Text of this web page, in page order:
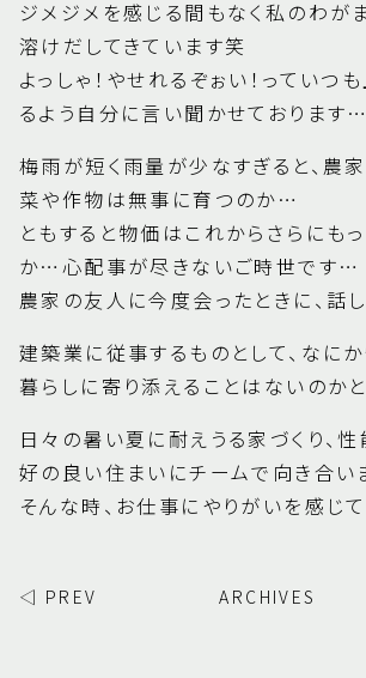
ジメジメを感じる間もなく私のわが
溶けだしてきています笑
よっしゃ！やせれるぞぉい！っていつ
るよう自分に言い聞かせております
梅雨が短く雨量が少なすぎると、農
菜や作物は無事に育つのか…
ともすると物価はこれからさらにも
か…心配事が尽きないご時世です…
農家の友人に今度会ったときに、話し
建築業に従事するものとして、なに
暮らしに寄り添えることはないのか
日々の暑い夏に耐えうる家づくり、
好の良い住まいにチームで向き合い
そんな時、お仕事にやりがいを感じて
◁ PREV ARCHIVES